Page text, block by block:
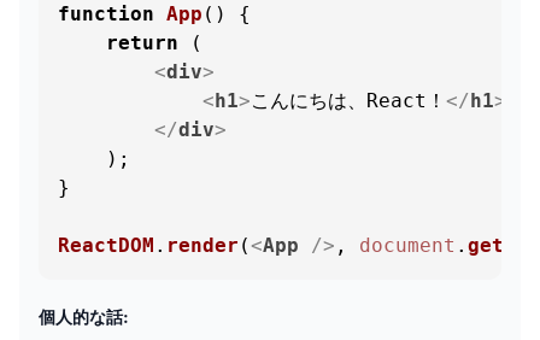
function App ( ) {
return (
<div>
<h1>こんにちは、React！ </h1>
</div>
    );
}
ReactDOM . render (<App /> , document .
個人的な話: